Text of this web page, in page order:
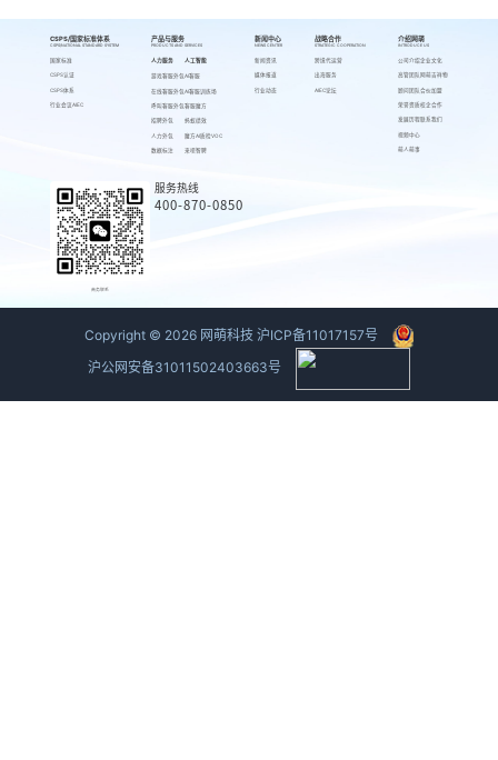
CSPS/国家标准体系
CSPS/NATIONAL STANDARD SYSTEM
国家标准
CSPS认证
CSPS体系
行业会议AIEC
产品与服务
PRODUCTS AND SERVICES
人力服务
游戏客服外包
在线客服外包
呼叫客服外包
招聘外包
人力外包
数据标注
人工智能
AI客服
AI客服训练场
客服魔方
蚂蚁绩效
魔方AI质检VOC
来呗智聘
新闻中心
NEWS CENTER
新闻资讯
媒体报道
行业动态
战略合作
STRATEGIC COOPERATION
跨境代运营
出海服务
AIEC论坛
介绍网萌
INTRODUCE US
公司介绍
高管团队
顾问团队
荣誉资质
发展历程
视频中心
萌人萌事
企业文化
网萌吉祥物
合伙加盟
校企合作
联系我们
商务联系
服务热线
400-870-0850
Copyright © 2026 网萌科技 沪ICP备11017157号
沪公网安备31011502403663号